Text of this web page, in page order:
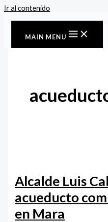
Ir al contenido
MAIN MENU
Alcalde Luis
acueducto
en Mara